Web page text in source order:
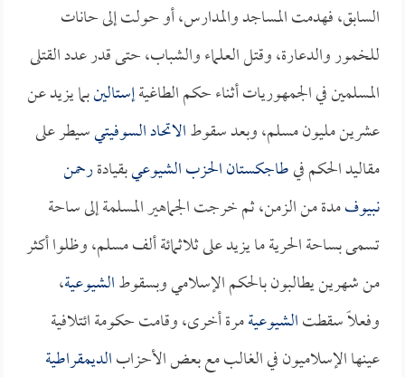
السابق، فهدمت المساجد والمدارس، أو حولت إلى حانات
للخمور والدعارة، وقتل العلماء والشباب، حتى قدر عدد القتلى
المسلمين في الجمهوريات أثناء حكم الطاغيةإستالينبما يزيد عن
عشرين مليون مسلم، وبعد سقوطالاتحاد السوفيتيسيطر على
مقاليد الحكم فيطاجكستانالحزب الشيوعيبقيادةرحمن
نبيوفمدة من الزمن، ثم خرجت الجماهير المسلمة إلى ساحة
تسمى بساحة الحرية ما يزيد على ثلاثمائة ألف مسلم، وظلوا أكثر
من شهرين يطالبون بالحكم الإسلامي وبسقوطالشيوعية،
وفعلاً سقطتالشيوعيةمرة أخرى، وقامت حكومة ائتلافية
عينها الإسلاميون في الغالب مع بعض الأحزابالديمقراطية